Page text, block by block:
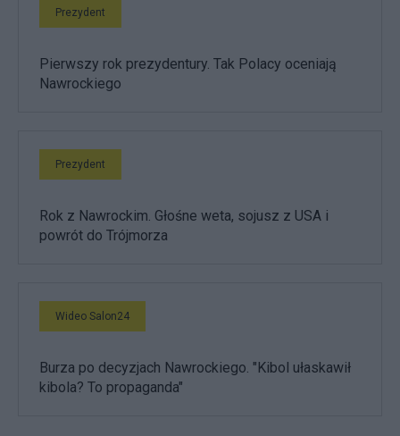
Prezydent
Pierwszy rok prezydentury. Tak Polacy oceniają
Nawrockiego
Prezydent
Rok z Nawrockim. Głośne weta, sojusz z USA i
powrót do Trójmorza
Wideo Salon24
Burza po decyzjach Nawrockiego. "Kibol ułaskawił
kibola? To propaganda"